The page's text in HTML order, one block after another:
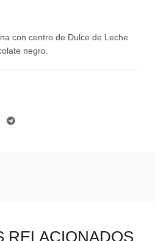
con centro de Dulce de Leche
negro.
RELACIONADOS